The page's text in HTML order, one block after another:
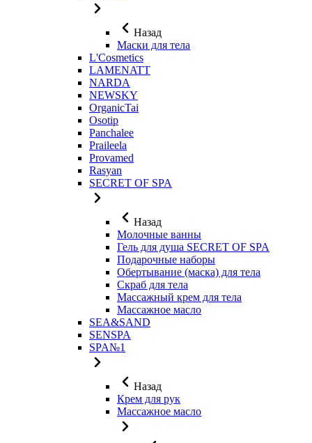
Назад
Маски для тела
L'Cosmetics
LAMENATT
NARDA
NEWSKY
OrganicTai
Osotip
Panchalee
Praileela
Provamed
Rasyan
SECRET OF SPA
Назад
Молочные ванны
Гель для душа SECRET OF SPA
Подарочные наборы
Обертывание (маска) для тела
Скраб для тела
Массажный крем для тела
Массажное масло
SEA&SAND
SENSPA
SPA№1
Назад
Крем для рук
Массажное масло